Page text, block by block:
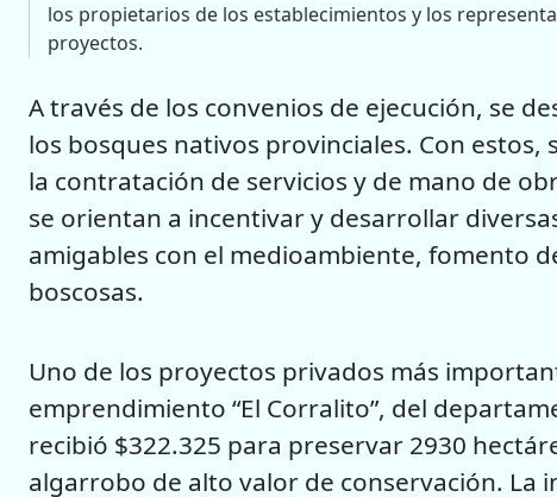
los propietarios de los establecimientos y los
proyectos.
A través de los convenios de ejecución, se
los bosques nativos provinciales. Con
la contratación de servicios y de mano de
se orientan a incentivar y desarrollar
amigables con el medioambiente, fomento
boscosas.
Uno de los proyectos privados más
emprendimiento “El Corralito”, del
recibió $322.325 para preservar 2930
algarrobo de alto valor de conservación. La